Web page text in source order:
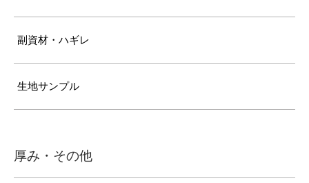
副資材・ハギレ
生地サンプル
厚み・その他